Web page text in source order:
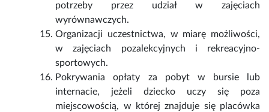
potrzeby przez udział w zajęciach
wyrównawczych.
Organizacji uczestnictwa, w miarę możliwości,
w zajęciach pozalekcyjnych i rekreacyjno-
sportowych.
Pokrywania opłaty za pobyt w bursie lub
internacie, jeżeli dziecko uczy się poza
miejscowością, w której znajduje się placówka